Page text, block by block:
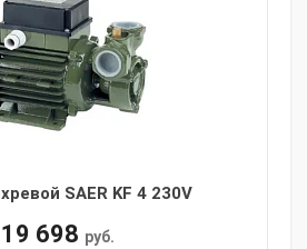
SAER KF 4 230V
19 698 руб.